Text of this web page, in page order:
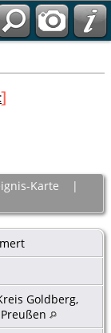
]
Karte |
Goldberg,